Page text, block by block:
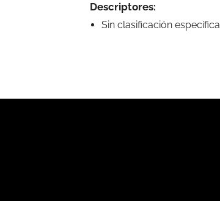
Descriptores:
Sin clasificación específica